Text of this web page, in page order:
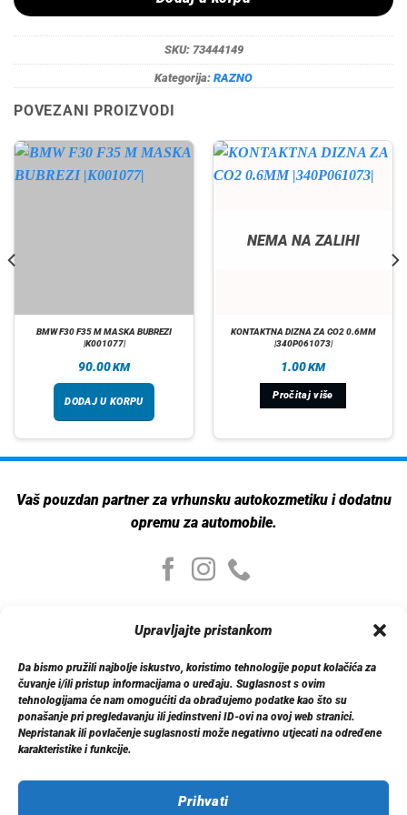
Upravljajte pristankom
Da bismo pružili najbolje iskustvo, koristimo tehnologije poput kolačića za
čuvanje i/ili pristup informacijama o uređaju. Suglasnost s ovim
tehnologijama će nam omogućiti da obrađujemo podatke kao što su
ponašanje pri pregledavanju ili jedinstveni ID-ovi na ovoj web stranici.
Nepristanak ili povlačenje suglasnosti može negativno utjecati na određene
karakteristike i funkcije.
Prihvati
SKU: 73444149
Kategorija: RAZNO
POVEZANI PROIZVODI
BMW F30 F35 M MASKA BUBREZI
|K001077|
90.00KM
DODAJ U KORPU
NEMA NA ZALIHI
KONTAKTNA DIZNA ZA CO2 0.6MM
|340P061073|
1.00KM
Pročitaj više
Vaš pouzdan partner za vrhunsku autokozmetiku i dodatnu
opremu za automobile.
Moj nalog
Moj nalog
Moje narudžbe
Detalji računa
Log out
Informacije
Politika privatnosti